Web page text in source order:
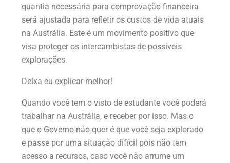
quantia necessária para comprovação financeira
será ajustada para refletir os custos de vida atuais
na Austrália. Este é um movimento positivo que
visa proteger os intercambistas de possíveis
explorações.
Deixa eu explicar melhor!
Quando você tem o visto de estudante você poderá
trabalhar na Austrália, e receber por isso. Mas o
que o Governo não quer é que você seja explorado
e passe por uma situação difícil pois não tem
acesso a recursos, caso você não arrume um